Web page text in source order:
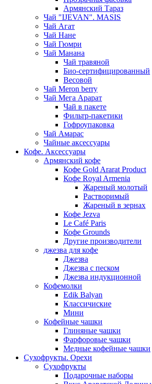
Армянский Тараз
Чай "IJEVAN". MASIS
Чай Агат
Чай Нане
Чай Гюмри
Чай Манана
Чай травяной
Био-сертифицированный
Весовой
Чай Meron berry
Чай Мега Арарат
Чай в пакете
Фильтр-пакетики
Гофроупаковка
Чай Амарас
Чайные аксессуары
Кофе. Аксессуары
Армянский кофе
Кофе Gold Ararat Product
Кофе Royal Armenia
Жареный молотый
Растворимый
Жареный в зернах
Кофе Jezva
Le Café Paris
Кофе Grounds
Другие производители
джезва для кофе
Джезва
Джезва с песком
Джезва индукционной
Кофемолки
Edik Balyan
Классичиские
Мини
Кофейные чашки
Глиняные чашки
Фарфоровые чашки
Медные кофейные чашки
Сухофрукты. Орехи
Сухофрукты
Подарочные наборы